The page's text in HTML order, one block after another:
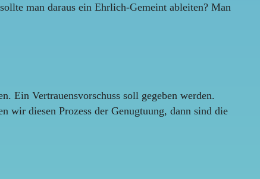
man daraus ein Ehrlich-Gemeint ableiten? Man
Ein Vertrauensvorschuss soll gegeben werden.
wir diesen Prozess der Genugtuung, dann sind die